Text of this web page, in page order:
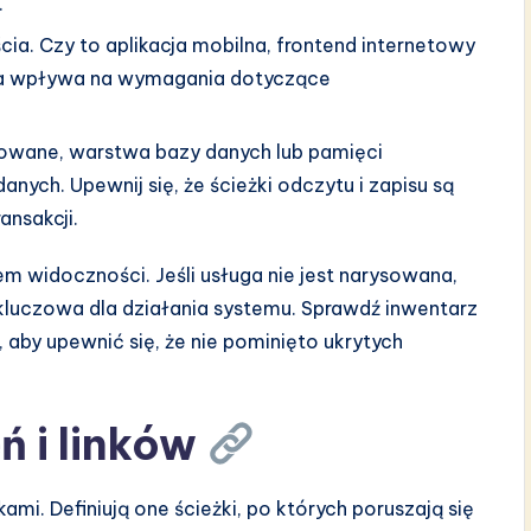
Czy to aplikacja mobilna, frontend internetowy
na wymagania dotyczące
warstwa bazy danych lub pamięci
Upewnij się, że ścieżki odczytu i zapisu są
widoczności. Jeśli usługa nie jest narysowana,
dla działania systemu. Sprawdź inwentarz
upewnić się, że nie pominięto ukrytych
i linków
Definiują one ścieżki, po których poruszają się